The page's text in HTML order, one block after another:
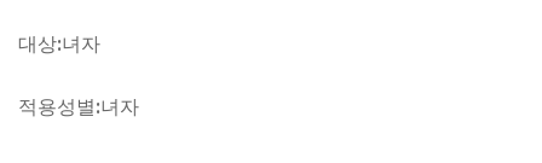
대상:녀자
적용성별:녀자